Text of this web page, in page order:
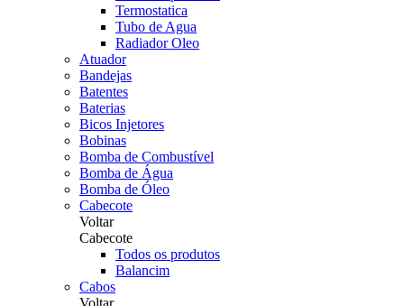
Termostatica
Tubo de Agua
Radiador Oleo
Atuador
Bandejas
Batentes
Baterias
Bicos Injetores
Bobinas
Bomba de Combustível
Bomba de Água
Bomba de Óleo
Cabecote
Voltar
Cabecote
Todos os produtos
Balancim
Cabos
Voltar